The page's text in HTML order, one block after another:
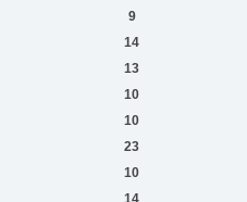
9
14
13
10
10
23
10
14